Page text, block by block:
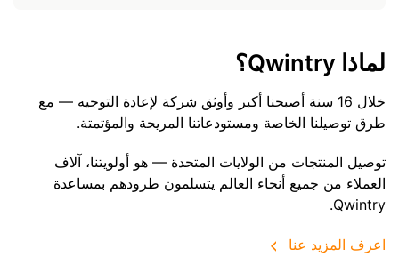
لماذا Qwintry؟
خلال 16 سنة أصبحنا أكبر وأوثق شركة لإعادة التوجيه — مع
طرق توصيلنا الخاصة ومستودعاتنا المريحة والمؤتمتة.
توصيل المنتجات من الولايات المتحدة — هو أولويتنا، آلاف
العملاء من جميع أنحاء العالم يتسلمون طرودهم بمساعدة
Qwintry.
اعرف المزيد عنا